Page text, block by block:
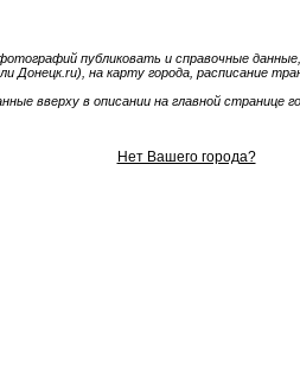
публиковать и справочные
Донецк.ru), на карту города, расписание
вверху в описании на главной странице
Нет Вашего города?